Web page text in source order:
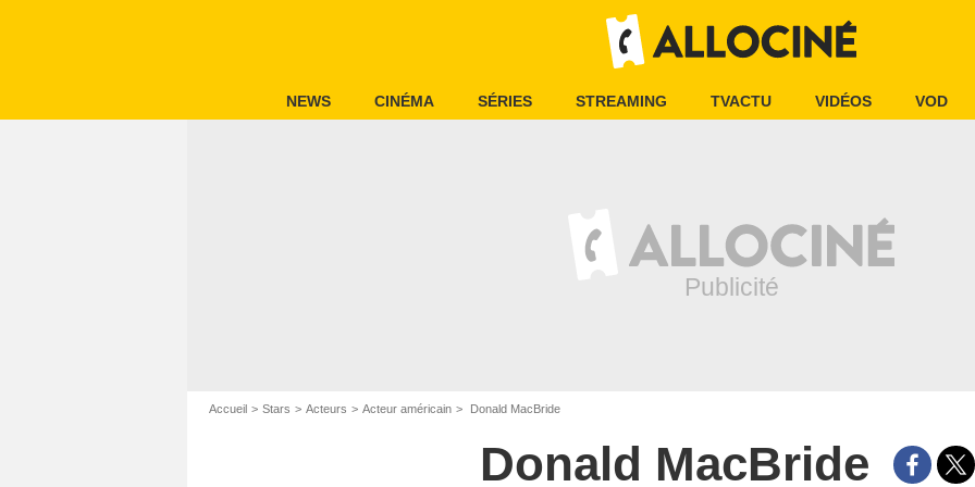
NEWS CINÉMA SÉRIES STREAMING TVACTU VIDÉOS VOD
Accueil Stars Acteurs Acteur américain Donald MacBride
Donald MacBride